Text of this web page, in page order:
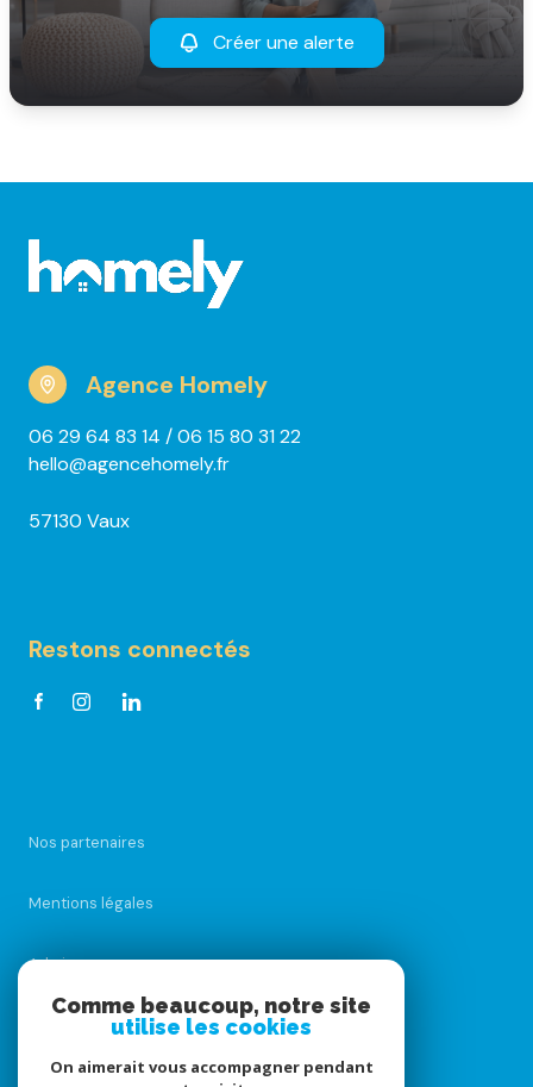
Créer une alerte
Agence Homely
06 29 64 83 14 / 06 15 80 31 22
hello@agencehomely.fr
57130 Vaux
Restons connectés
Nos partenaires
Mentions légales
Admin
Nos honoraires
Comme beaucoup, notre site
utilise les cookies
On aimerait vous accompagner pendant